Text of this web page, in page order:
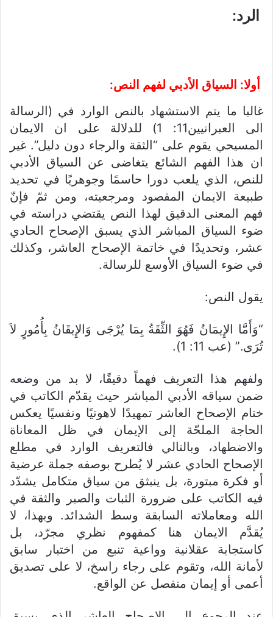
الرد:
أولا: السياق الأدبي لفهم النص:
غالبا ما يتم الاستشهاد بالنص الوارد في (الرسالة
الى العبرانيين11: 1) للدلالة على ان الايمان
المسيحي يقوم على “الثقة والرجاء دون دليل”. غير
ان هذا الفهم الشائع يتغاضى عن السياق الأدبي
للنص، الذي يلعب دورا حاسمًا وجوهريًا في تحديد
طبيعة الايمان المقصود ومرجعيته، ومن ثمّ فإنّ
فهم المعنى الدقيق لهذا النص يقتضي دراسته في
ضوء السياق المباشر الذي يسبق الإصحاح الحادي
عشر، وتحديدًا في خاتمة الإصحاح العاشر، وكذلك
في ضوء السياق الأوسع للرسالة.
يقول النص:
“وَأَمَّا الإِيمَانُ فَهُوَ الثِّقَةُ بِمَا يُرْجَى وَالإِيقَانُ بِأُمُورٍ لاَ
تُرَى.” (عب 11: 1).
ولفهم هذا التعريف فهماً دقيقًا، لا بد من وضعه
ضمن سياقه الأدبي المباشر حيث يقدّم الكاتب في
ختام الإصحاح العاشر تمهيدًا لاهوتيًا ونفسيًا يعكس
الحاجة الملحّة إلى الإيمان في ظل المعاناة
والاضطهاد، وبالتالي فالتعريف الوارد في مطلع
الإصحاح الحادي عشر لا يُطرح بوصفه جملة عرضية
أو فكرة مبتورة، بل ينبثق من سياق متكامل يشدّد
فيه الكاتب على ضرورة الثبات والصبر والثقة في
الله ومعاملاته السابقة وسط الشدائد. وبهذا، لا
يُقدَّم الايمان هنا كمفهوم نظري مجرّد، بل
كاستجابة عقلانية وواعية تنبع من اختبار سابق
لأمانة الله، وتقوم على رجاء راسخ، لا على تصديق
أعمى أو إيمان منفصل عن الواقع.